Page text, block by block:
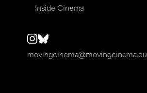
Inside Cinema
movingcinema@movingcinema.eu